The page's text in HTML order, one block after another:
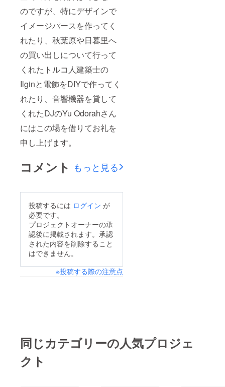
のですが、特にデザインで
イメージパースを作ってく
れたり、秋葉原や日暮里へ
の買い出しについて行って
くれたトルコ人建築士の
Ilginと電飾をDIYで作ってく
れたり、音響機器を貸して
くれたDJのYu Odorahさん
にはこの場を借りてお礼を
申し上げます。
コメント もっと見る
投稿するには ログイン が
必要です。
プロジェクトオーナーの承
認後に掲載されます。承認
された内容を削除すること
はできません。
※投稿する際の注意点
同じカテゴリーの人気プロジェ
クト